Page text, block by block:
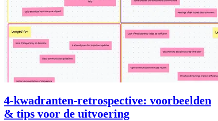
4-kwadranten-retrospective: voorbeelden
& tips voor de uitvoering